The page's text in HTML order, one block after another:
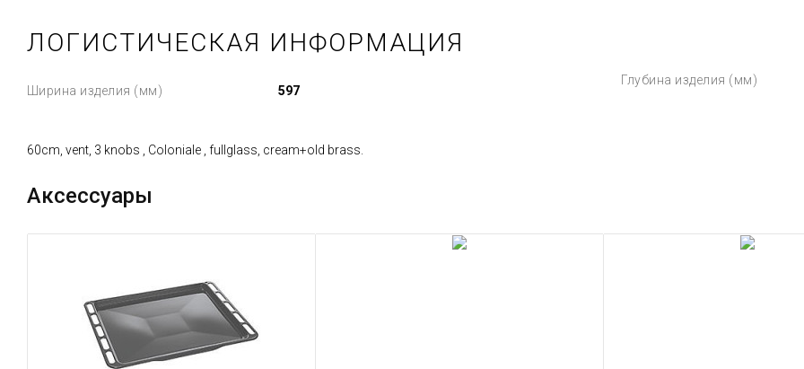
ЛОГИСТИЧЕСКАЯ ИНФОРМАЦИЯ
Ширина изделия (мм) 597
Глубина изделия (мм)
60cm, vent, 3 knobs , Coloniale , fullglass, cream+old brass.
Аксессуары